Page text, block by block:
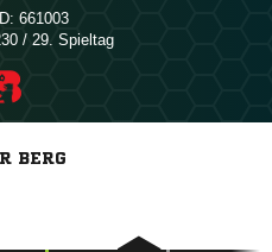
661003
/ 29. Spieltag
BERG